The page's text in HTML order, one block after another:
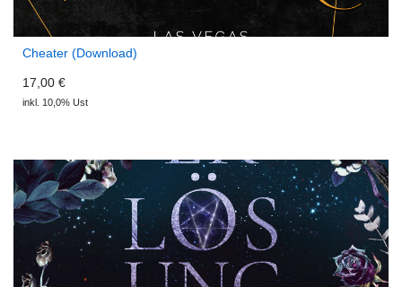
Cheater (Download)
17,00 €
inkl. 10,0% Ust